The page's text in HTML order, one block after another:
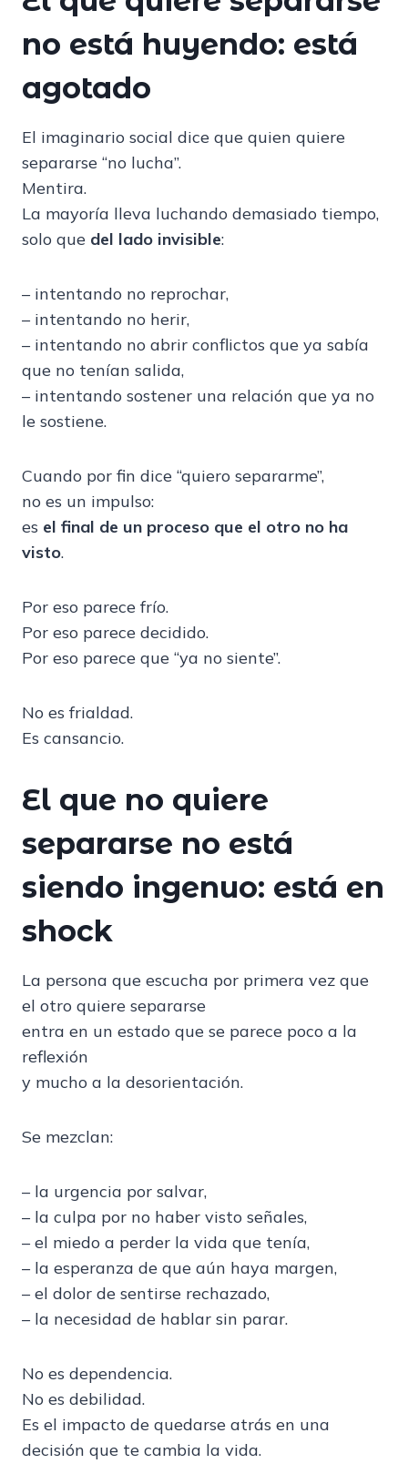
no está huyendo: está
agotado
El imaginario social dice que quien quiere
separarse “no lucha”.
Mentira.
La mayoría lleva luchando demasiado tiempo,
solo que del lado invisible:
– intentando no reprochar,
– intentando no herir,
– intentando no abrir conflictos que ya sabía
que no tenían salida,
– intentando sostener una relación que ya no
le sostiene.
Cuando por fin dice “quiero separarme”,
no es un impulso:
es el final de un proceso que el otro no ha
visto.
Por eso parece frío.
Por eso parece decidido.
Por eso parece que “ya no siente”.
No es frialdad.
Es cansancio.
El que no quiere
separarse no está
siendo ingenuo: está en
shock
La persona que escucha por primera vez que
el otro quiere separarse
entra en un estado que se parece poco a la
reflexión
y mucho a la desorientación.
Se mezclan:
– la urgencia por salvar,
– la culpa por no haber visto señales,
– el miedo a perder la vida que tenía,
– la esperanza de que aún haya margen,
– el dolor de sentirse rechazado,
– la necesidad de hablar sin parar.
No es dependencia.
No es debilidad.
Es el impacto de quedarse atrás en una
decisión que te cambia la vida.